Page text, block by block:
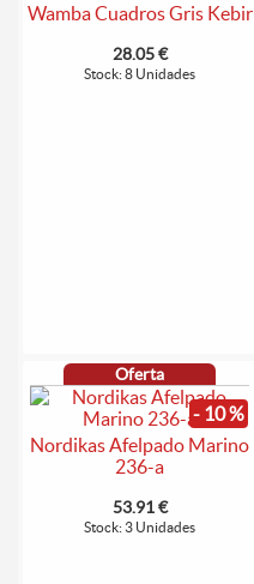
Wamba Cuadros Gris Kebir
28.05 €
Stock: 8 Unidades
Oferta
- 10 %
Nordikas Afelpado Marino
236-a
53.91 €
Stock: 3 Unidades